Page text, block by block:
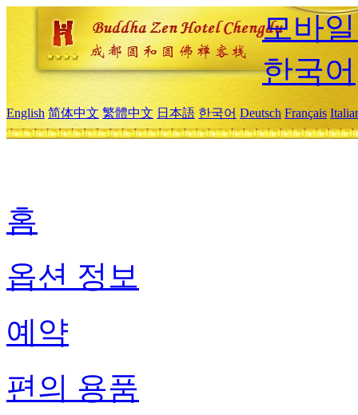
모바
한국어
English 简体中文 繁體中文 日本語 한국어 Deutsch Français
홈
옵션 정보
예약
편의 용품